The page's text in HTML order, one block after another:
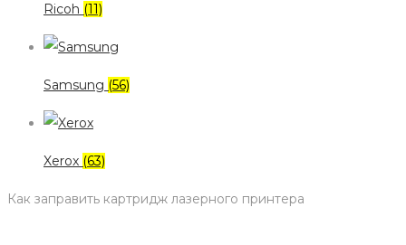
Ricoh (11)
Samsung (56)
Xerox (63)
Как заправить картридж лазерного принтера